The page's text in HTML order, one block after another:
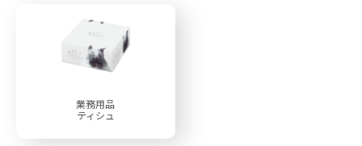
業務用品
ティシュ